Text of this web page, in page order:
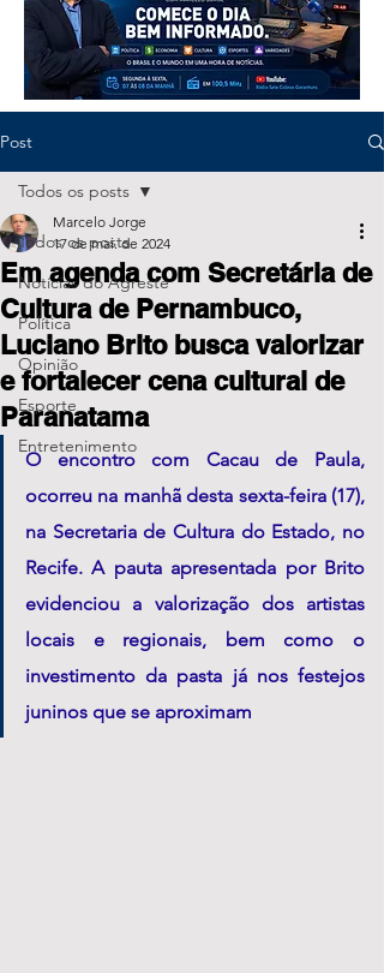
Post
Todos os posts
Notícias do Agreste
Política
Opinião
Esporte
Entretenimento
Todos os posts
Em agenda com Secretária de
Cultura de Pernambuco,
Luciano Brito busca valorizar
e fortalecer cena cultural de
Paranatama
Marcelo Jorge
17 de mai. de 2024
O encontro com Cacau de Paula,
ocorreu na manhã desta sexta-feira (17),
na Secretaria de Cultura do Estado, no
Recife. A pauta apresentada por Brito
evidenciou a valorização dos artistas
locais e regionais, bem como o
investimento da pasta já nos festejos
juninos que se aproximam